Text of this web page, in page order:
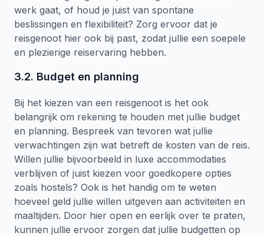
werk gaat, of houd je juist van spontane
beslissingen en flexibiliteit? Zorg ervoor dat je
reisgenoot hier ook bij past, zodat jullie een soepele
en plezierige reiservaring hebben.
3.2. Budget en planning
Bij het kiezen van een reisgenoot is het ook
belangrijk om rekening te houden met jullie budget
en planning. Bespreek van tevoren wat jullie
verwachtingen zijn wat betreft de kosten van de reis.
Willen jullie bijvoorbeeld in luxe accommodaties
verblijven of juist kiezen voor goedkopere opties
zoals hostels? Ook is het handig om te weten
hoeveel geld jullie willen uitgeven aan activiteiten en
maaltijden. Door hier open en eerlijk over te praten,
kunnen jullie ervoor zorgen dat jullie budgetten op